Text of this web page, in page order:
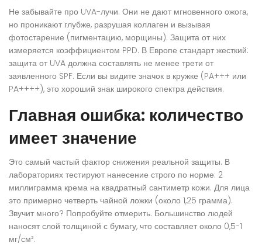
Не забывайте про UVA-лучи. Они не дают мгновенного ожога,
но проникают глубже, разрушая коллаген и вызывая
фотостарение (пигментацию, морщины). Защита от них
измеряется коэффициентом PPD. В Европе стандарт жесткий:
защита от UVA должна составлять не менее трети от
заявленного SPF. Если вы видите значок в кружке (PA+++ или
PA++++), это хороший знак широкого спектра действия.
Главная ошибка: количество
имеет значение
Это самый частый фактор снижения реальной защиты. В
лабораториях тестируют нанесение строго по норме: 2
миллиграмма крема на квадратный сантиметр кожи. Для лица
это примерно четверть чайной ложки (около 1,25 грамма).
Звучит много? Попробуйте отмерить. Большинство людей
наносят слой толщиной с бумагу, что составляет около 0,5-1
мг/см².